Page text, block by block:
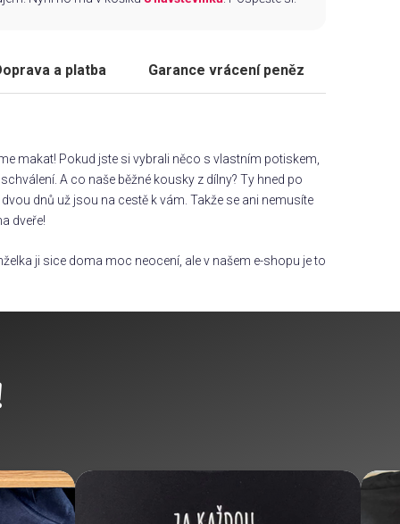
a platba Garance vrácení peněz
makat! Pokud jste si vybrali něco s vlastním potiskem,
A co naše běžné kousky z dílny? Ty hned po
dnů už jsou na cestě k vám. Takže se ani nemusíte
dveře!
ji sice doma moc neocení, ale v našem e-shopu je to